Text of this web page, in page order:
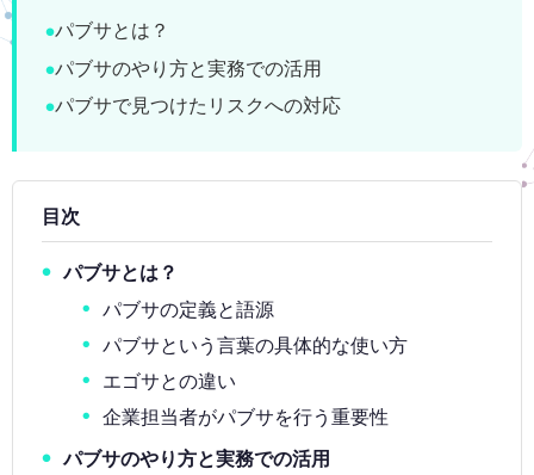
パブサとは？
パブサのやり方と実務での活用
パブサで見つけたリスクへの対応
目次
パブサとは？
パブサの定義と語源
パブサという言葉の具体的な使い方
エゴサとの違い
企業担当者がパブサを行う重要性
パブサのやり方と実務での活用